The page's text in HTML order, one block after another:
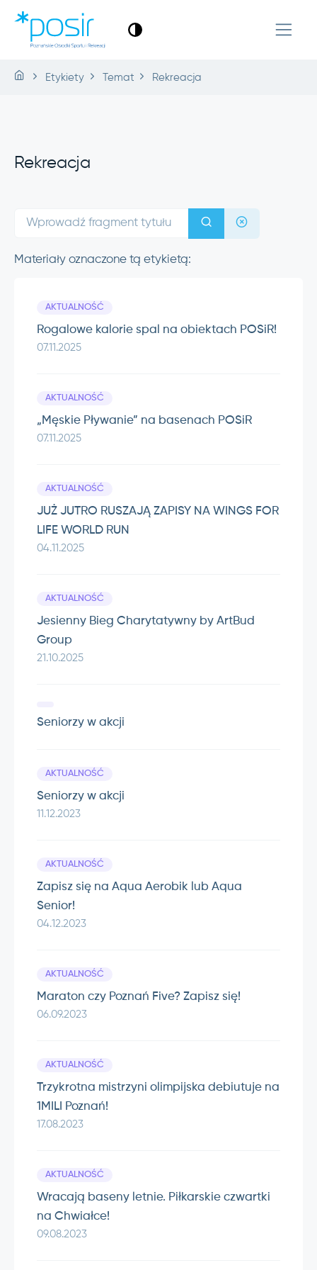
Etykiety Temat Rekreacja
Rekreacja
Materiały oznaczone tą etykietą:
Rogalowe kalorie spal na obiektach POSiR!
07.11.2025
AKTUALNOŚĆ
„Męskie Pływanie” na basenach POSiR
07.11.2025
AKTUALNOŚĆ
JUŻ JUTRO RUSZAJĄ ZAPISY NA WINGS FOR
LIFE WORLD RUN
04.11.2025
AKTUALNOŚĆ
Jesienny Bieg Charytatywny by ArtBud
Group
21.10.2025
AKTUALNOŚĆ
Seniorzy w akcji
Seniorzy w akcji
11.12.2023
AKTUALNOŚĆ
Zapisz się na Aqua Aerobik lub Aqua
Senior!
04.12.2023
AKTUALNOŚĆ
Maraton czy Poznań Five? Zapisz się!
06.09.2023
AKTUALNOŚĆ
Trzykrotna mistrzyni olimpijska debiutuje na
1MILI Poznań!
17.08.2023
AKTUALNOŚĆ
Wracają baseny letnie. Piłkarskie czwartki
na Chwiałce!
09.08.2023
AKTUALNOŚĆ